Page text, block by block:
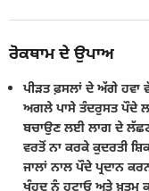
ਰੋਕਥਾਮ ਦੇ ਉਪਾਅ
ਪੀੜਤ ਫ਼ਸਲਾਂ ਦੇ ਅੱਗੇ ਹਵਾ
ਅਗਲੇ ਪਾਸੇ ਤੰਦਰੁਸਤ ਪੌਦੇ
ਬਚਾਉਣ ਲਈ ਲਾਗ ਦੇ
ਵਰਤੋਂ ਨਾ ਕਰਕੇ ਕੁਦਰਤੀ
ਜਾਲਾਂ ਨਾਲ ਪੌਦੇ ਪ੍ਰਦਾਨ
ਖੂੰਹਦ ਨੂੰ ਹਟਾਓ ਅਤੇ ਖ਼ਤਮ